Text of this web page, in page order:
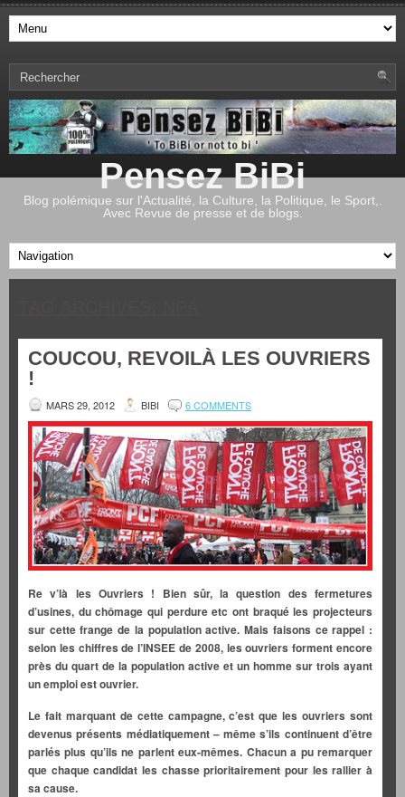
Pensez BiBi
Blog polémique sur l'Actualité, la Culture, la Politique, le Sport,.
Avec Revue de presse et de blogs.
COUCOU, REVOILÀ LES OUVRIERS
!
MARS 29, 2012 BIBI 6 COMMENTS
Re v’là les Ouvriers ! Bien sûr, la question des fermetures
d’usines, du chômage qui perdure etc ont braqué les projecteurs
sur cette frange de la population active. Mais faisons ce rappel :
selon les chiffres de l’INSEE de 2008, les ouvriers forment encore
près du quart de la population active et un homme sur trois ayant
un emploi est ouvrier.
Le fait marquant de cette campagne, c’est que les ouvriers sont
devenus présents médiatiquement – même s’ils continuent d’être
parlés plus qu’ils ne parlent eux-mêmes. Chacun a pu remarquer
que chaque candidat les chasse prioritairement pour les rallier à
sa cause.